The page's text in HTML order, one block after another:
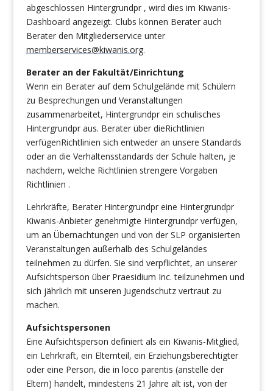
abgeschlossen Hintergrundpr , wird dies im Kiwanis-
Dashboard angezeigt. Clubs können Berater auch
Berater den Mitgliederservice unter
memberservices@kiwanis.org.
Berater an der Fakultät/Einrichtung
Wenn ein Berater auf dem Schulgelände mit Schülern
zu Besprechungen und Veranstaltungen
zusammenarbeitet, Hintergrundpr ein schulisches
Hintergrundpr aus. Berater über dieRichtlinien
verfügenRichtlinien sich entweder an unsere Standards
oder an die Verhaltensstandards der Schule halten, je
nachdem, welche Richtlinien strengere Vorgaben
Richtlinien .
Lehrkräfte, Berater Hintergrundpr eine Hintergrundpr
Kiwanis-Anbieter genehmigte Hintergrundpr verfügen,
um an Übernachtungen und von der SLP organisierten
Veranstaltungen außerhalb des Schulgeländes
teilnehmen zu dürfen. Sie sind verpflichtet, an unserer
Aufsichtsperson über Praesidium Inc. teilzunehmen und
sich jährlich mit unseren Jugendschutz vertraut zu
machen.
Aufsichtspersonen
Eine Aufsichtsperson definiert als ein Kiwanis-Mitglied,
ein Lehrkraft, ein Elternteil, ein Erziehungsberechtigter
oder eine Person, die in loco parentis (anstelle der
Eltern) handelt, mindestens 21 Jahre alt ist, von der